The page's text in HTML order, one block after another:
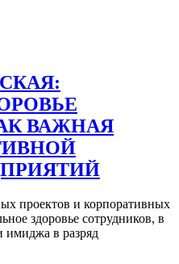
ВАЖНАЯ
проектов и корпоративных
здоровье сотрудников, в
имиджа в разряд